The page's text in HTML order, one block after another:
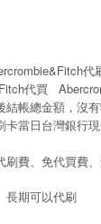
代
代買
帳總金額，沒有
卡當日台灣銀行
刷費、免代買費
長期可以代刷